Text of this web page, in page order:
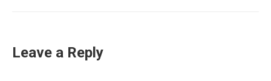
Leave a Reply